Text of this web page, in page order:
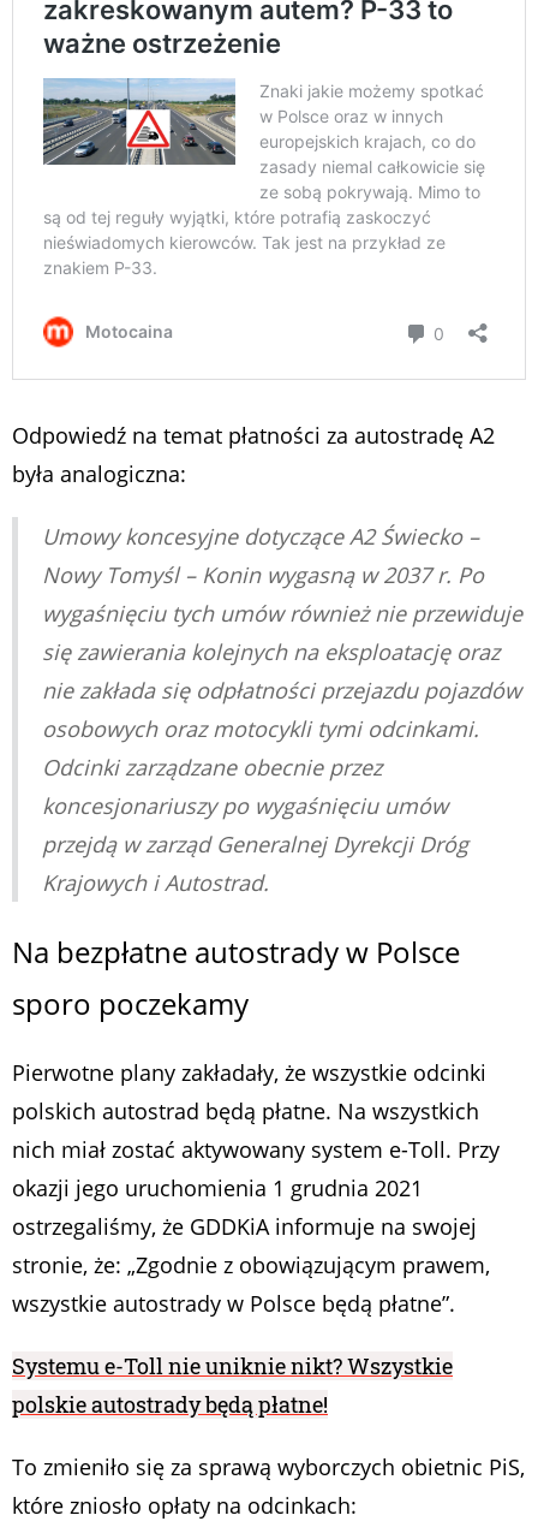
Odpowiedź na temat płatności za autostradę A2
była analogiczna:
Umowy koncesyjne dotyczące A2 Świecko –
Nowy Tomyśl – Konin wygasną w 2037 r. Po
wygaśnięciu tych umów również nie przewiduje
się zawierania kolejnych na eksploatację oraz
nie zakłada się odpłatności przejazdu pojazdów
osobowych oraz motocykli tymi odcinkami.
Odcinki zarządzane obecnie przez
koncesjonariuszy po wygaśnięciu umów
przejdą w zarząd Generalnej Dyrekcji Dróg
Krajowych i Autostrad.
Na bezpłatne autostrady w Polsce
sporo poczekamy
Pierwotne plany zakładały, że wszystkie odcinki
polskich autostrad będą płatne. Na wszystkich
nich miał zostać aktywowany system e-Toll. Przy
okazji jego uruchomienia 1 grudnia 2021
ostrzegaliśmy, że GDDKiA informuje na swojej
stronie, że: „Zgodnie z obowiązującym prawem,
wszystkie autostrady w Polsce będą płatne”.
Systemu e-Toll nie uniknie nikt? Wszystkie
polskie autostrady będą płatne!
To zmieniło się za sprawą wyborczych obietnic PiS,
które zniosło opłaty na odcinkach: